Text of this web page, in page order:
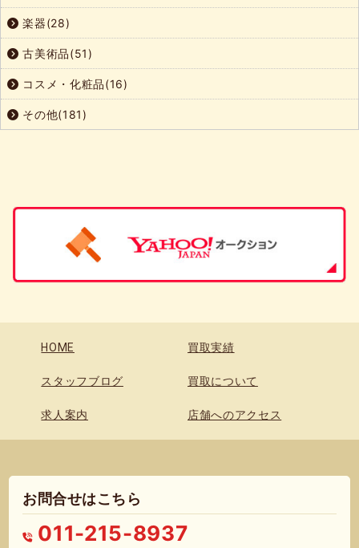
楽器(28)
古美術品(51)
コスメ・化粧品(16)
その他(181)
HOME 買取実績
スタッフブログ 買取について
求人案内 店舗へのアクセス
お問合せはこちら
011-215-8937